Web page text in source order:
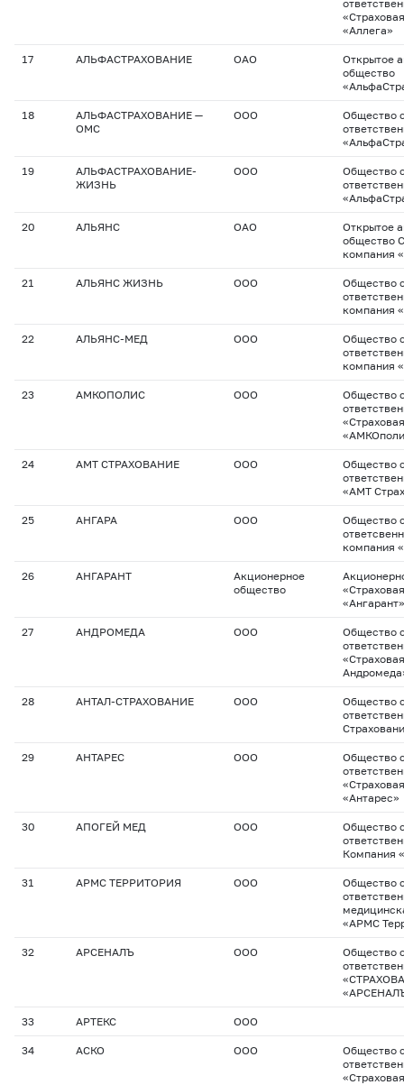
«Аллега»
17 АЛЬФАСТРАХОВАНИЕ ОАО
Открытое
общество
18
АЛЬФАСТРАХОВАНИЕ —
ОМС
ООО
Общество
19
АЛЬФАСТРАХОВАНИЕ-
ЖИЗНЬ
ООО
Общество
20 АЛЬЯНС ОАО
Открытое
общество
компания
21 АЛЬЯНС ЖИЗНЬ ООО
Общество
компания
22 АЛЬЯНС-МЕД ООО
Общество
компания
23 АМКОПОЛИС ООО
Общество
24 АМТ СТРАХОВАНИЕ ООО
Общество
«АМТ
25 АНГАРА ООО
Общество
компания
26 АНГАРАНТ
Акционерное
общество
«Ангарант»
27 АНДРОМЕДА ООО
Общество
28 АНТАЛ-СТРАХОВАНИЕ ООО
Общество
29 АНТАРЕС ООО
Общество
«Антарес»
30 АПОГЕЙ МЕД ООО
Общество
Компания
31 АРМС ТЕРРИТОРИЯ ООО
Общество
«АРМС
32 АРСЕНАЛЪ ООО
Общество
33 АРТЕКС ООО
34 АСКО ООО
Общество